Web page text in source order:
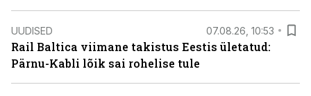
UUDISED 07.08.26, 10:53
Rail Baltica viimane takistus Eestis ületatud:
Pärnu-Kabli lõik sai rohelise tule